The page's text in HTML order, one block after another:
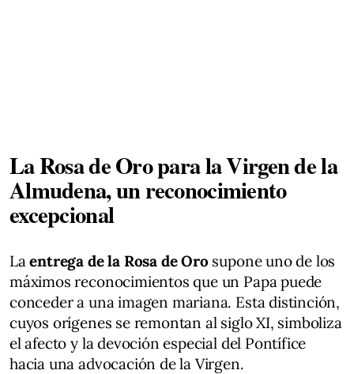
La Rosa de Oro para la Virgen de la
Almudena, un reconocimiento
excepcional
La entrega de la Rosa de Orosupone uno de los
máximos reconocimientos que un Papa puede
conceder a una imagen mariana. Esta distinción,
cuyos orígenes se remontan al siglo XI, simboliza
el afecto y la devoción especial del Pontífice
hacia una advocación de la Virgen.